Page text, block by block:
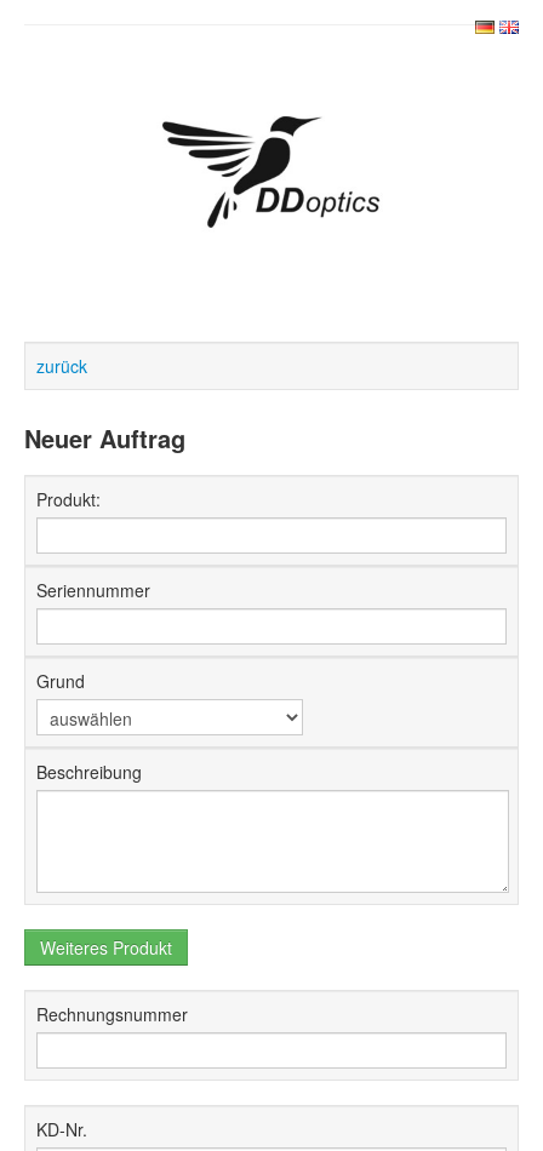
zurück
Neuer Auftrag
Produkt:
Seriennummer
Grund
Beschreibung
Weiteres Produkt
Rechnungsnummer
KD-Nr.